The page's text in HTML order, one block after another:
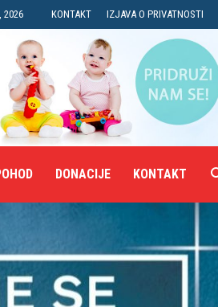
2026 KONTAKT IZJAVA O PRIVATNOSTI
DONACIJE KONTAKT